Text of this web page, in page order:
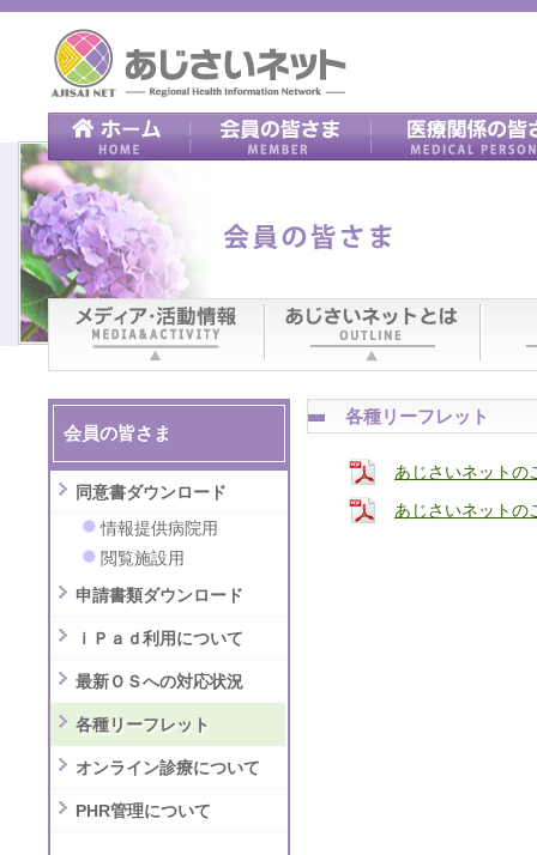
各種リーフレット
あじさいネットの
あじさいネットの
会員の皆さま
同意書ダウンロード
情報提供病院用
閲覧施設用
申請書類ダウンロード
ｉＰａｄ利用について
最新ＯＳへの対応状況
各種リーフレット
オンライン診療について
PHR管理について